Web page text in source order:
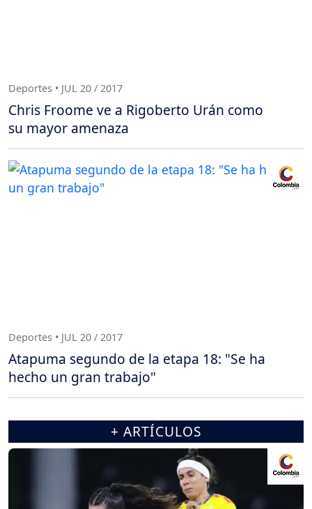
Deportes • JUL 20 / 2017
Chris Froome ve a Rigoberto Urán como
su mayor amenaza
Deportes • JUL 20 / 2017
Atapuma segundo de la etapa 18: "Se ha
hecho un gran trabajo"
+ ARTÍCULOS